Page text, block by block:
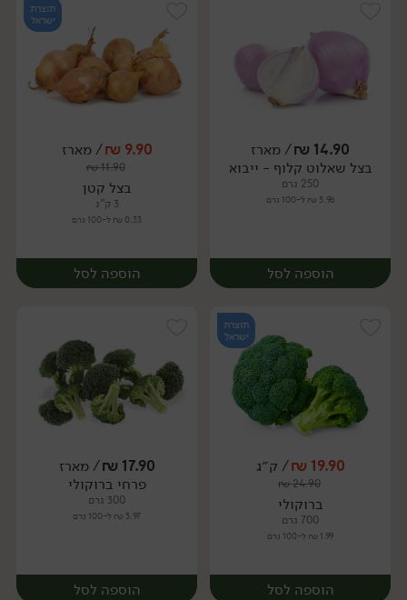
מארז מארז
14.90
₪/ מארז
בצל שאלוט קלוף - ייבוא
250 גרם
5.96 ₪ ל-100 גרם
הוספה לסל
מארז
תוצרת
ישראל
9.90
₪/ מארז
11.90
₪
בצל קטן
3 ק"ג
0.33 ₪ ל-100 גרם
הוספה לסל
מארז
תוצרת
ישראל
19.90
₪/ ק״ג
24.90
₪
ברוקולי
700 גרם
1.99 ₪ ל-100 גרם
הוספה לסל
17.90
₪/ מארז
פרחי ברוקולי
300 גרם
5.97 ₪ ל-100 גרם
הוספה לסל